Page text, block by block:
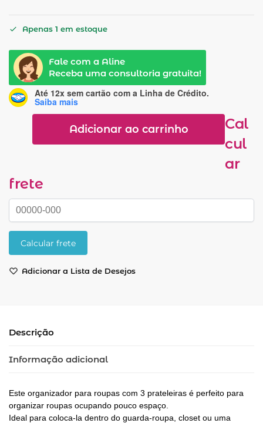
Apenas 1 em estoque
Fale com a Aline
Receba uma consultoria gratuita!
Até 12x sem cartão com a Linha de Crédito.
Saiba mais
Adicionar ao carrinho
Cal
cul
ar
frete
Adicionar a Lista de Desejos
Descrição
Informação adicional
Este organizador para roupas com 3 prateleiras é perfeito para
organizar roupas ocupando pouco espaço.
Ideal para coloca-la dentro do guarda-roupa, closet ou uma